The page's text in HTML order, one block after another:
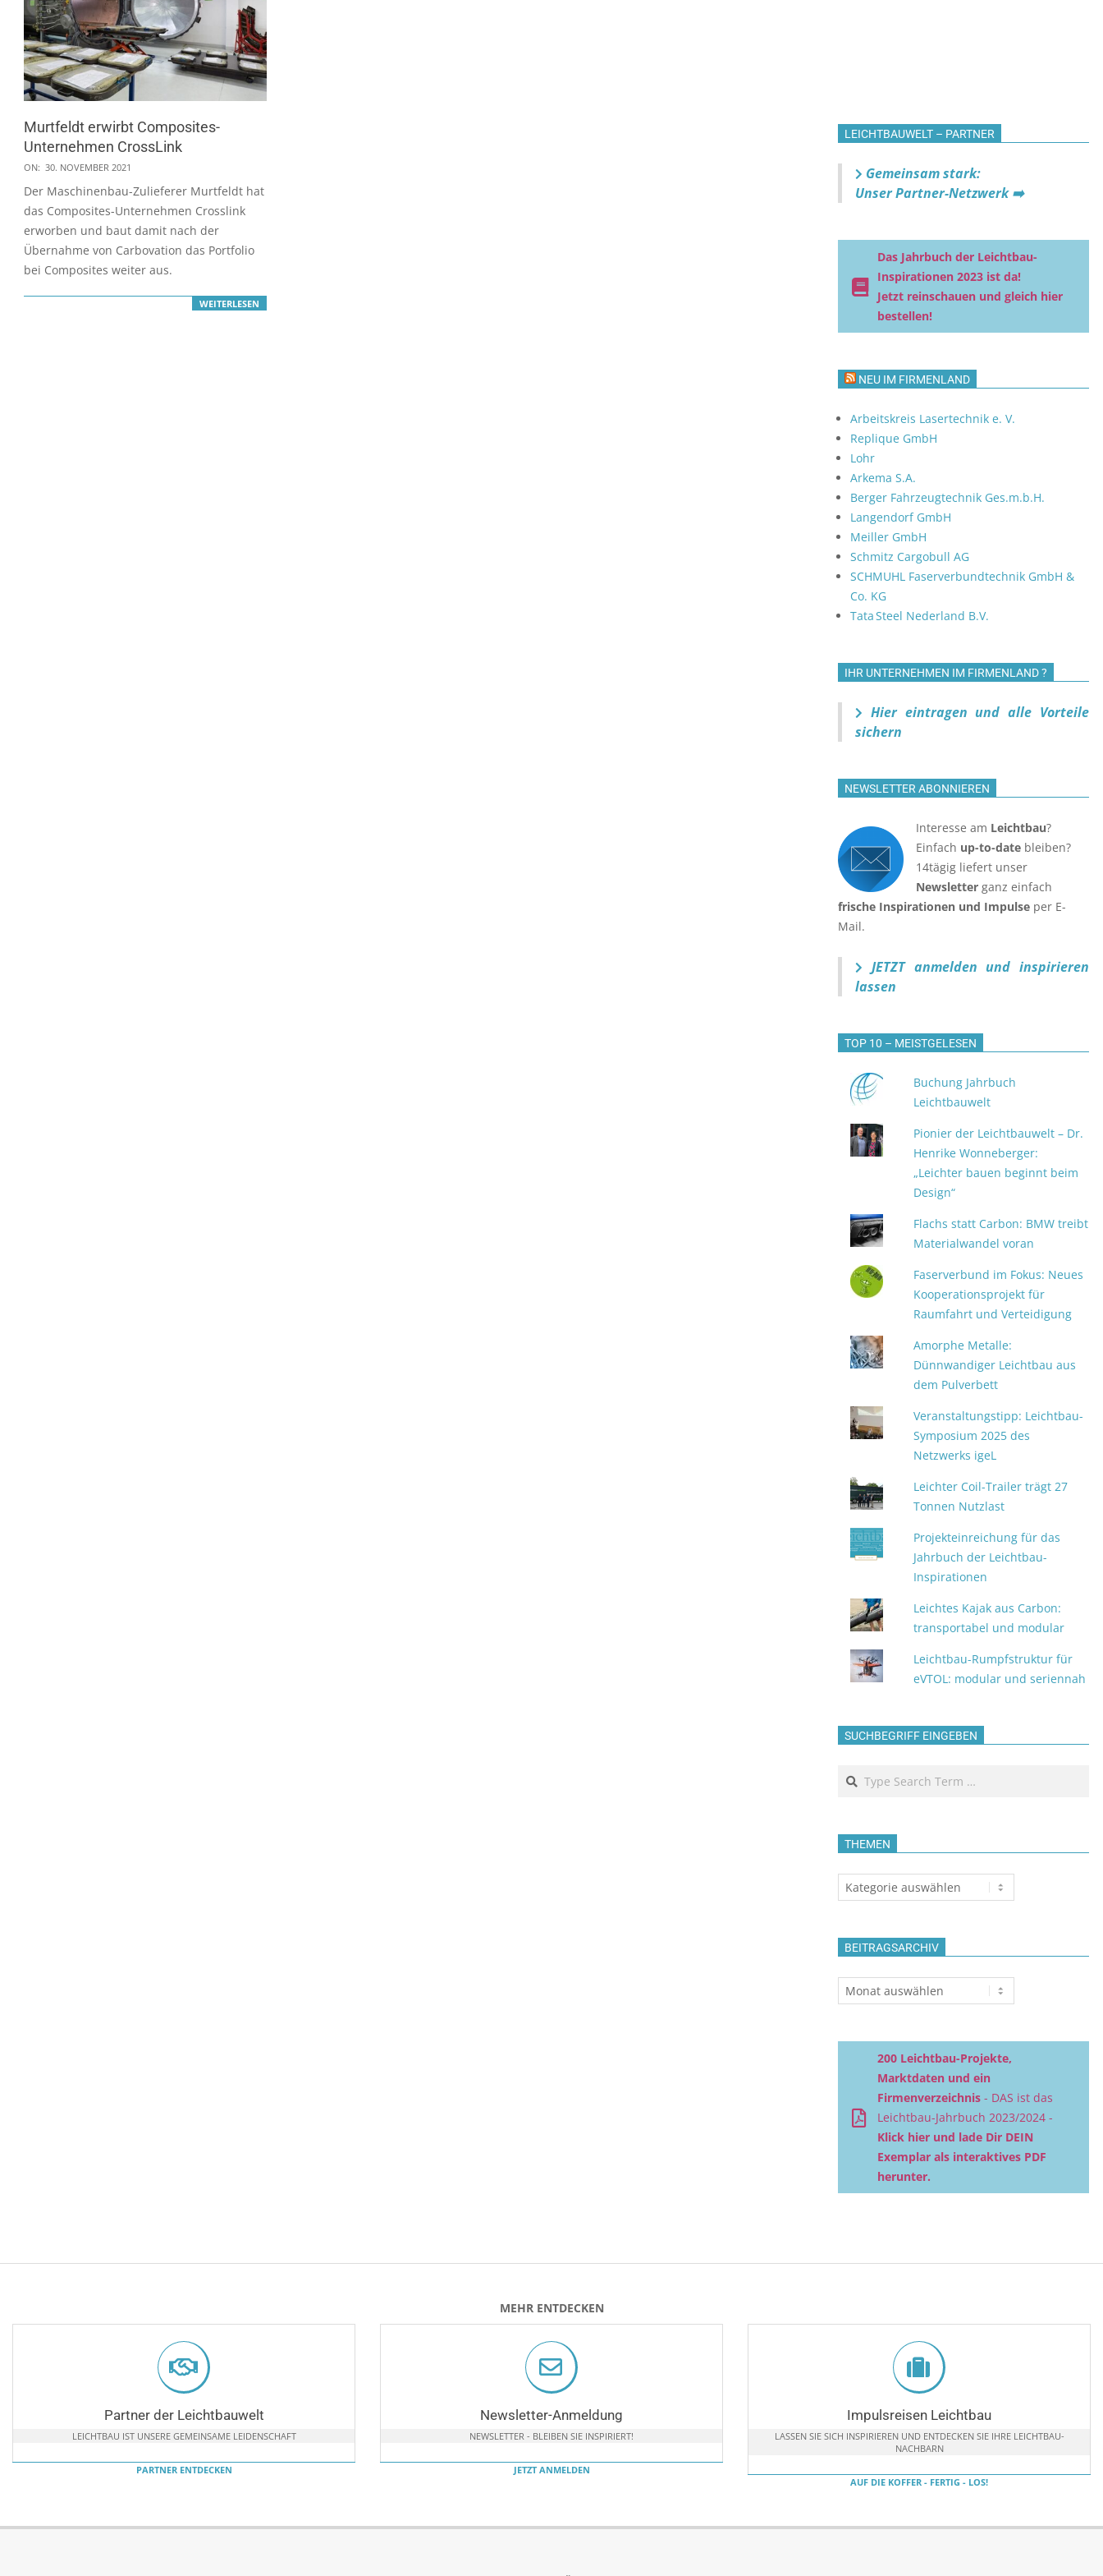
Murtfeldt erwirbt Composites-
Unternehmen CrossLink
2021-
11-
30
ON: 30. NOVEMBER 2021
Der Maschinenbau-Zulieferer Murtfeldt hat
das Composites-Unternehmen Crosslink
erworben und baut damit nach der
Übernahme von Carbovation das Portfolio
bei Composites weiter aus.
WEITERLESEN
LEICHTBAUWELT – PARTNER
Gemeinsam stark:
Unser Partner-Netzwerk ➡️
Das Jahrbuch der Leichtbau-
Inspirationen 2023 ist da!
Jetzt reinschauen und gleich hier
bestellen!
NEU IM FIRMENLAND
Arbeitskreis Lasertechnik e. V.
Replique GmbH
Lohr
Arkema S.A.
Berger Fahrzeugtechnik Ges.m.b.H.
Langendorf GmbH
Meiller GmbH
Schmitz Cargobull AG
SCHMUHL Faserverbundtechnik GmbH &
Co. KG
Tata Steel Nederland B.V.
IHR UNTERNEHMEN IM FIRMENLAND ?
Hier eintragen und alle Vorteile
sichern
NEWSLETTER ABONNIEREN
Interesse am Leichtbau?
Einfach up-to-date bleiben?
14tägig liefert unser
Newsletter ganz einfach
frische Inspirationen und Impulse per E-
Mail.
JETZT anmelden und inspirieren
lassen
TOP 10 – MEISTGELESEN
Buchung Jahrbuch
Leichtbauwelt
Pionier der Leichtbauwelt – Dr.
Henrike Wonneberger:
„Leichter bauen beginnt beim
Design“
Flachs statt Carbon: BMW treibt
Materialwandel voran
Faserverbund im Fokus: Neues
Kooperationsprojekt für
Raumfahrt und Verteidigung
Amorphe Metalle:
Dünnwandiger Leichtbau aus
dem Pulverbett
Veranstaltungstipp: Leichtbau-
Symposium 2025 des
Netzwerks igeL
Leichter Coil-Trailer trägt 27
Tonnen Nutzlast
Projekteinreichung für das
Jahrbuch der Leichtbau-
Inspirationen
Leichtes Kajak aus Carbon:
transportabel und modular
Leichtbau-Rumpfstruktur für
eVTOL: modular und seriennah
SUCHBEGRIFF EINGEBEN
Search
THEMEN
Themen
BEITRAGSARCHIV
Beitragsarchiv
200 Leichtbau-Projekte,
Marktdaten und ein
Firmenverzeichnis - DAS ist das
Leichtbau-Jahrbuch 2023/2024 -
Klick hier und lade Dir DEIN
Exemplar als interaktives PDF
herunter.
MEHR ENTDECKEN
Partner der Leichtbauwelt
LEICHTBAU IST UNSERE GEMEINSAME LEIDENSCHAFT
PARTNER ENTDECKEN
Newsletter-Anmeldung
NEWSLETTER - BLEIBEN SIE INSPIRIERT!
JETZT ANMELDEN
Impulsreisen Leichtbau
LASSEN SIE SICH INSPIRIEREN UND ENTDECKEN SIE IHRE LEICHTBAU-
NACHBARN
AUF DIE KOFFER - FERTIG - LOS!